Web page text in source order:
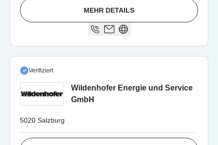
MEHR DETAILS
Verifiziert
Wildenhofer Energie und Service
GmbH
5020 Salzburg